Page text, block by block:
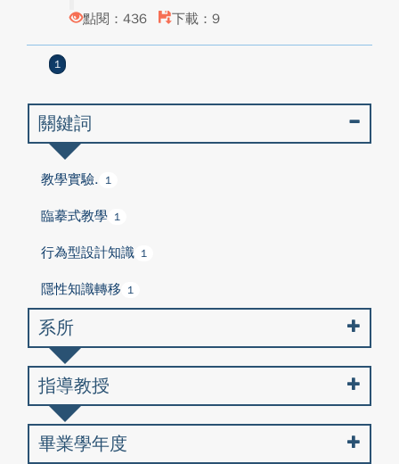
點閱：436
下載：9
1
關鍵詞
教學實驗. 1
臨摹式教學 1
行為型設計知識 1
隱性知識轉移 1
系所
指導教授
畢業學年度